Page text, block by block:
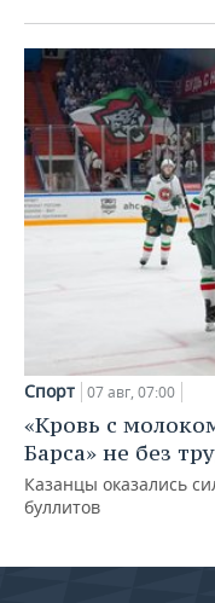
Спорт 07 авг, 07:00
«Кровь с
Барса» не без
Казанцы оказались
буллитов